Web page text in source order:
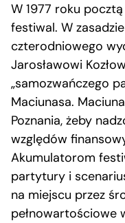
W 1977 roku
festiwal. W
czterodniowego
Jarosławowi
„samozwańczego
Maciunasa.
Poznania, żeby
względów
Akumulatorom
partytury i
na miejscu przez
pełnowartościowe